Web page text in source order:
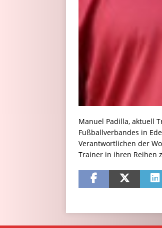
Manuel Padilla, aktuell
Fußballverbandes in
Verantwortlichen der
Trainer in ihren Reihen